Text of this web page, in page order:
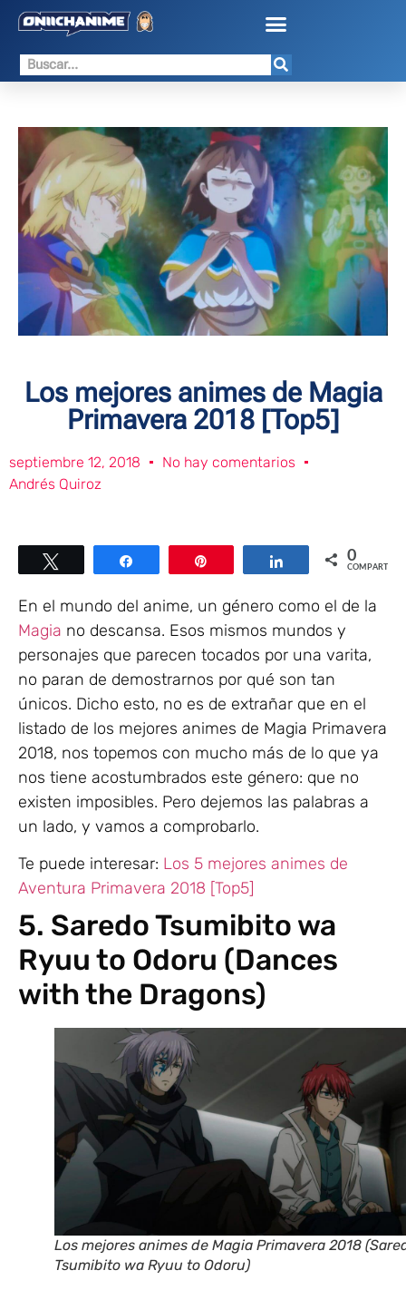
Los mejores animes de Magia
Primavera 2018 [Top5]
septiembre 12, 2018
No hay comentarios
Andrés Quiroz
Compartir Compartir0
COMPARTIR
En el mundo del anime, un género como el de la
Magia no descansa. Esos mismos mundos y
personajes que parecen tocados por una varita,
no paran de demostrarnos por qué son tan
únicos. Dicho esto, no es de extrañar que en el
listado de los mejores animes de Magia Primavera
2018, nos topemos con mucho más de lo que ya
nos tiene acostumbrados este género: que no
existen imposibles. Pero dejemos las palabras a
un lado, y vamos a comprobarlo.
Te puede interesar: Los 5 mejores animes de
Aventura Primavera 2018 [Top5]
5. Saredo Tsumibito wa
Ryuu to Odoru (Dances
with the Dragons)
Los mejores animes de Magia Primavera 2018
Tsumibito wa Ryuu to Odoru)